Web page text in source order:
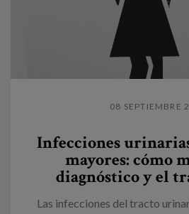
08 SEPTIEMBRE
Infecciones
mayores: cómo
diagnóstico y el
Las infecciones del tracto